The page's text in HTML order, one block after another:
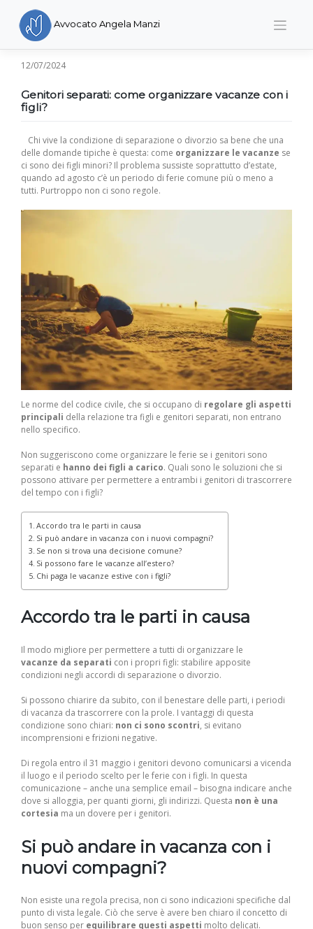
content
Avvocato Angela Manzi
12/07/2024
Genitori separati: come organizzare vacanze con i
figli?
Chi vive la condizione di separazione o divorzio sa bene che una
delle domande tipiche è questa: come organizzare le vacanze se
ci sono dei figli minori? Il problema sussiste soprattutto d’estate,
quando ad agosto c’è un periodo di ferie comune più o meno a
tutti. Purtroppo non ci sono regole.
Le norme del codice civile, che si occupano di regolare gli aspetti
principali della relazione tra figli e genitori separati, non entrano
nello specifico.
Non suggeriscono come organizzare le ferie se i genitori sono
separati e hanno dei figli a carico. Quali sono le soluzioni che si
possono attivare per permettere a entrambi i genitori di trascorrere
del tempo con i figli?
Accordo tra le parti in causa
Si può andare in vacanza con i nuovi compagni?
Se non si trova una decisione comune?
Si possono fare le vacanze all’estero?
Chi paga le vacanze estive con i figli?
Accordo tra le parti in causa
Il modo migliore per permettere a tutti di organizzare le
vacanze da separati con i propri figli: stabilire apposite
condizioni negli accordi di separazione o divorzio.
Si possono chiarire da subito, con il benestare delle parti, i periodi
di vacanza da trascorrere con la prole. I vantaggi di questa
condizione sono chiari: non ci sono scontri, si evitano
incomprensioni e frizioni negative.
Di regola entro il 31 maggio i genitori devono comunicarsi a vicenda
il luogo e il periodo scelto per le ferie con i figli. In questa
comunicazione – anche una semplice email – bisogna indicare anche
dove si alloggia, per quanti giorni, gli indirizzi. Questa non è una
cortesia ma un dovere per i genitori.
Si può andare in vacanza con i
nuovi compagni?
Non esiste una regola precisa, non ci sono indicazioni specifiche dal
punto di vista legale. Ciò che serve è avere ben chiaro il concetto di
buon senso per equilibrare questi aspetti molto delicati.